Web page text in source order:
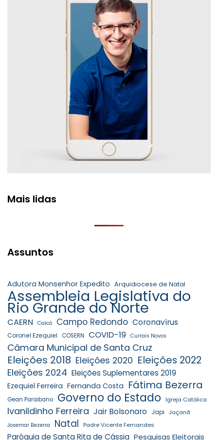
Mais lidas
Assuntos
Adutora Monsenhor Expedito Arquidiocese de Natal
Assembleia Legislativa do
Rio Grande do Norte
CAERN Caicó Campo Redondo Coronavírus
Coronel Ezequiel COSERN COVID-19 Currais Novos
Câmara Municipal de Santa Cruz
Eleições 2018 Eleições 2020 Eleições 2022
Eleições 2024 Eleições Suplementares 2019
Ezequiel Ferreira Fernanda Costa Fátima Bezerra
Gean Paraibano Governo do Estado Igreja Católica
Ivanildinho Ferreira Jair Bolsonaro Japi Jaçanã
Josemar Bezerra Natal Padre Vicente Fernandes
Paróquia de Santa Rita de Cássia Pesquisas Eleitorais